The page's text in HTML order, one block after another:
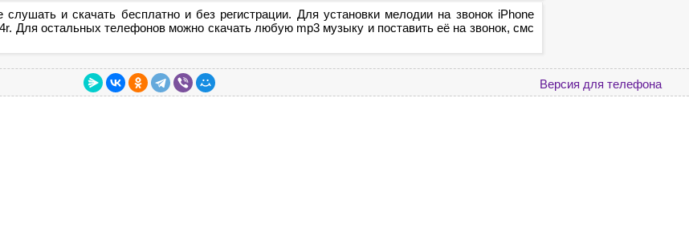
и скачать бесплатно и без регистрации. Для установки мелодии на звонок iPhone
Для остальных телефонов можно скачать любую mp3 музыку и поставить её на звонок, смс
Версия для телефона